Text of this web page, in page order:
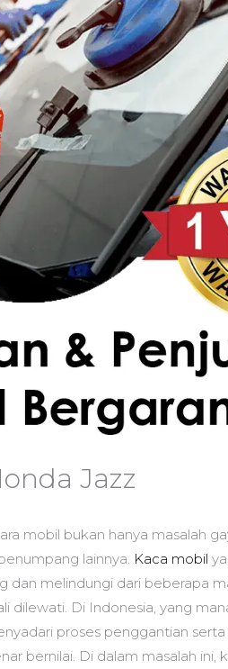
Jazz
mobil bukan hanya masalah
lainnya. Kaca mobil
dan melindungi dari beberapa
dilewati. Di Indonesia, yang
proses penggantian
bernilai. Di dalam masalah ini,